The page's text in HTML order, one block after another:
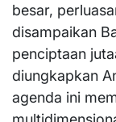
besar,
disampaikan
penciptaan
diungkapkan
agenda ini